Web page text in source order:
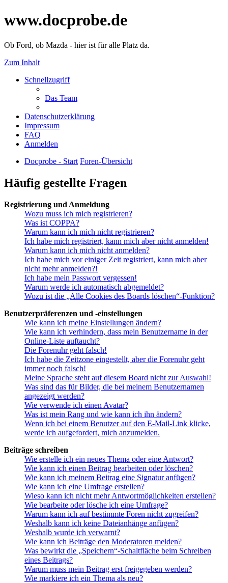
www.docprobe.de
Ob Ford, ob Mazda - hier ist für alle Platz da.
Zum Inhalt
Schnellzugriff
Das Team
Datenschutzerklärung
Impressum
FAQ
Anmelden
Docprobe - Start Foren-Übersicht
Häufig gestellte Fragen
Registrierung und Anmeldung
Wozu muss ich mich registrieren?
Was ist COPPA?
Warum kann ich mich nicht registrieren?
Ich habe mich registriert, kann mich aber nicht anmelden!
Warum kann ich mich nicht anmelden?
Ich habe mich vor einiger Zeit registriert, kann mich aber
nicht mehr anmelden?!
Ich habe mein Passwort vergessen!
Warum werde ich automatisch abgemeldet?
Wozu ist die „Alle Cookies des Boards löschen“-Funktion?
Benutzerpräferenzen und -einstellungen
Wie kann ich meine Einstellungen ändern?
Wie kann ich verhindern, dass mein Benutzername in der
Online-Liste auftaucht?
Die Forenuhr geht falsch!
Ich habe die Zeitzone eingestellt, aber die Forenuhr geht
immer noch falsch!
Meine Sprache steht auf diesem Board nicht zur Auswahl!
Was sind das für Bilder, die bei meinem Benutzernamen
angezeigt werden?
Wie verwende ich einen Avatar?
Was ist mein Rang und wie kann ich ihn ändern?
Wenn ich bei einem Benutzer auf den E-Mail-Link klicke,
werde ich aufgefordert, mich anzumelden.
Beiträge schreiben
Wie erstelle ich ein neues Thema oder eine Antwort?
Wie kann ich einen Beitrag bearbeiten oder löschen?
Wie kann ich meinem Beitrag eine Signatur anfügen?
Wie kann ich eine Umfrage erstellen?
Wieso kann ich nicht mehr Antwortmöglichkeiten erstellen?
Wie bearbeite oder lösche ich eine Umfrage?
Warum kann ich auf bestimmte Foren nicht zugreifen?
Weshalb kann ich keine Dateianhänge anfügen?
Weshalb wurde ich verwarnt?
Wie kann ich Beiträge den Moderatoren melden?
Was bewirkt die „Speichern“-Schaltfläche beim Schreiben
eines Beitrags?
Warum muss mein Beitrag erst freigegeben werden?
Wie markiere ich ein Thema als neu?